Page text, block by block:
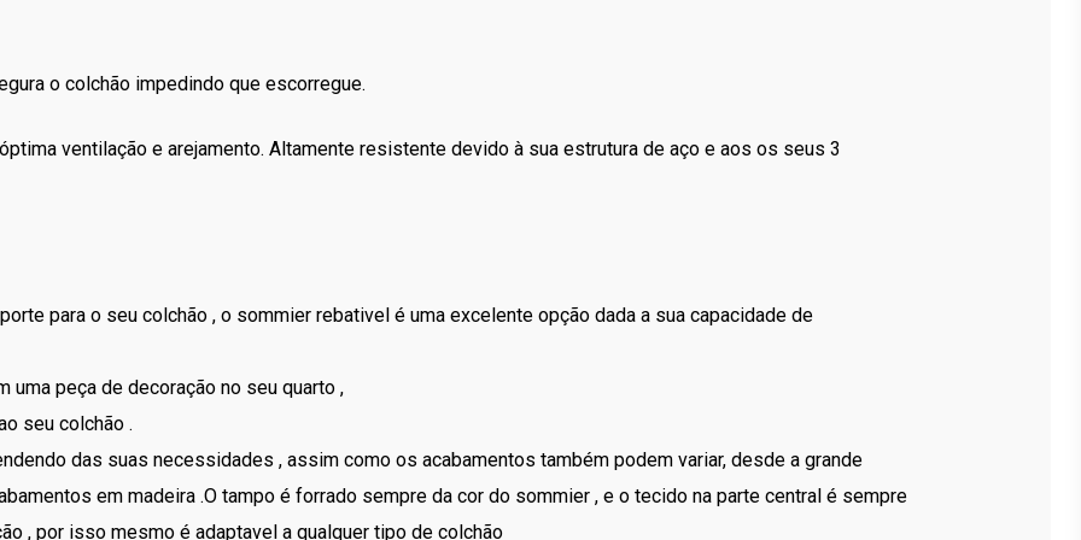
o colchão impedindo que escorregue.
ventilação e arejamento. Altamente resistente devido à sua estrutura de aço e aos os seus 3
para o seu colchão , o sommier rebativel é uma excelente opção dada a sua capacidade de
peça de decoração no seu quarto ,
seu colchão .
das suas necessidades , assim como os acabamentos também podem variar, desde a grande
em madeira .O tampo é forrado sempre da cor do sommier , e o tecido na parte central é sempre
, por isso mesmo é adaptavel a qualquer tipo de colchão